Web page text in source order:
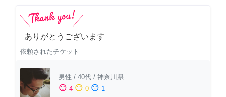
ありがとうございます
依頼されたチケット
男性 / 40代 / 神奈川県
sentiment_satisfied 4 sentiment_neutral 0 sentiment_dissatisfied 1